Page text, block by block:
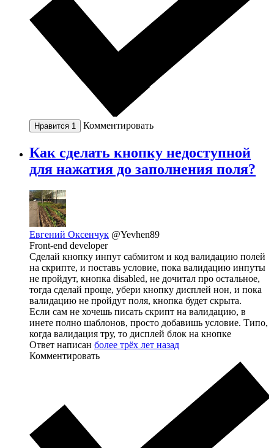
Нравится 1 Комментировать
Как сделать кнопку недоступной
для нажатия до заполнения поля?
Евгений Оксенчук @Yevhen89
Front-end developer
Сделай кнопку инпут сабмитом и код валидацию полей
на скрипте, и поставь условие, пока валидацию инпуты
не пройдут, кнопка disabled, не дочитал про остальное,
тогда сделай проще, убери кнопку дисплей нон, и пока
валидацию не пройдут поля, кнопка будет скрыта.
Если сам не хочешь писать скрипт на валидацию, в
инете полно шаблонов, просто добавишь условие. Типо,
когда валидация тру, то дисплей блок на кнопке
Ответ написан более трёх лет назад
Комментировать